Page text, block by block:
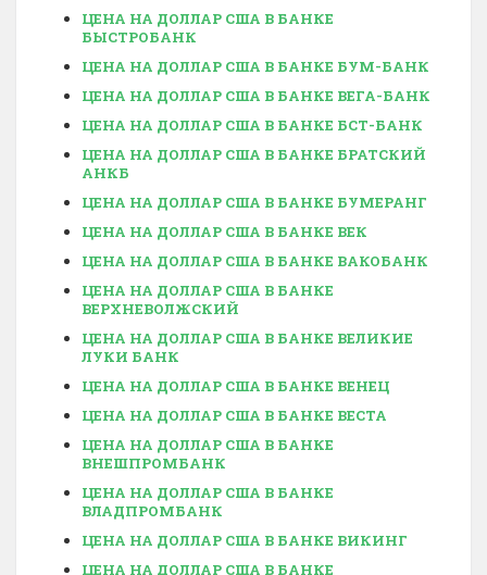
ЦЕНА НА ДОЛЛАР США В БАНКЕ
БЫСТРОБАНК
ЦЕНА НА ДОЛЛАР США В БАНКЕ БУМ-БАНК
ЦЕНА НА ДОЛЛАР США В БАНКЕ ВЕГА-БАНК
ЦЕНА НА ДОЛЛАР США В БАНКЕ БСТ-БАНК
ЦЕНА НА ДОЛЛАР США В БАНКЕ БРАТСКИЙ
АНКБ
ЦЕНА НА ДОЛЛАР США В БАНКЕ БУМЕРАНГ
ЦЕНА НА ДОЛЛАР США В БАНКЕ ВЕК
ЦЕНА НА ДОЛЛАР США В БАНКЕ ВАКОБАНК
ЦЕНА НА ДОЛЛАР США В БАНКЕ
ВЕРХНЕВОЛЖСКИЙ
ЦЕНА НА ДОЛЛАР США В БАНКЕ ВЕЛИКИЕ
ЛУКИ БАНК
ЦЕНА НА ДОЛЛАР США В БАНКЕ ВЕНЕЦ
ЦЕНА НА ДОЛЛАР США В БАНКЕ ВЕСТА
ЦЕНА НА ДОЛЛАР США В БАНКЕ
ВНЕШПРОМБАНК
ЦЕНА НА ДОЛЛАР США В БАНКЕ
ВЛАДПРОМБАНК
ЦЕНА НА ДОЛЛАР США В БАНКЕ ВИКИНГ
ЦЕНА НА ДОЛЛАР США В БАНКЕ